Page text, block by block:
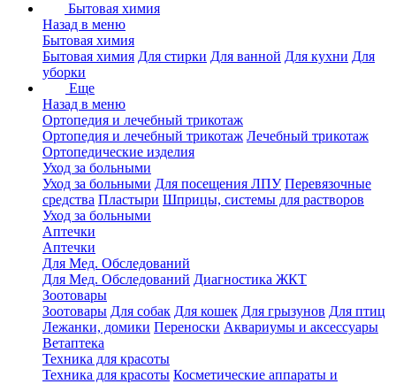
Бытовая химия
Назад в меню
Бытовая химия
Бытовая химия Для стирки Для ванной Для кухни Для
уборки
Еще
Назад в меню
Ортопедия и лечебный трикотаж
Ортопедия и лечебный трикотаж Лечебный трикотаж
Ортопедические изделия
Уход за больными
Уход за больными Для посещения ЛПУ Перевязочные
средства Пластыри Шприцы, системы для растворов
Уход за больными
Аптечки
Аптечки
Для Мед. Обследований
Для Мед. Обследований Диагностика ЖКТ
Зоотовары
Зоотовары Для собак Для кошек Для грызунов Для птиц
Лежанки, домики Переноски Аквариумы и аксессуары
Ветаптека
Техника для красоты
Техника для красоты Косметические аппараты и